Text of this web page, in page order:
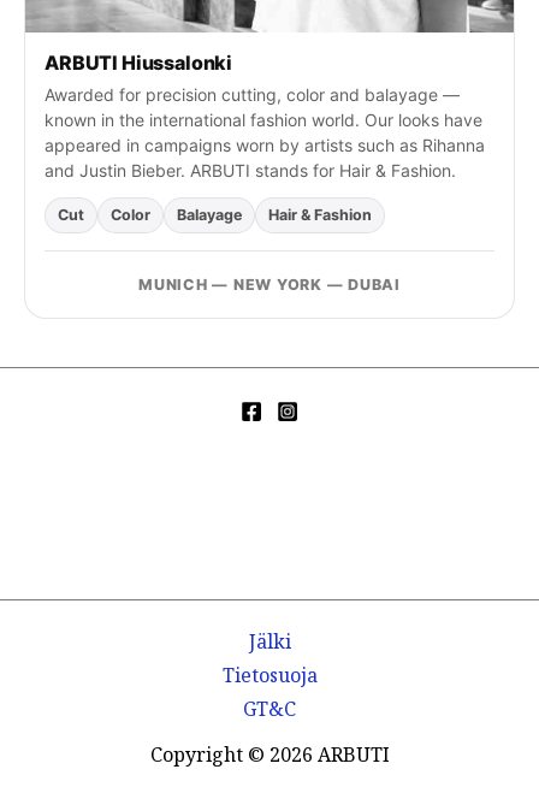
ARBUTI Hiussalonki
Awarded for precision cutting, color and balayage —
known in the international fashion world. Our looks have
appeared in campaigns worn by artists such as Rihanna
and Justin Bieber. ARBUTI stands for Hair & Fashion.
Cut Color Balayage Hair & Fashion
MUNICH — NEW YORK — DUBAI
Jälki
Tietosuoja
GT&C
Copyright © 2026 ARBUTI